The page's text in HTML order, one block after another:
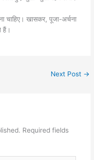
चाहिए। खासकर, पूजा-अर्चना
हैं।
Next Post →
Required fields